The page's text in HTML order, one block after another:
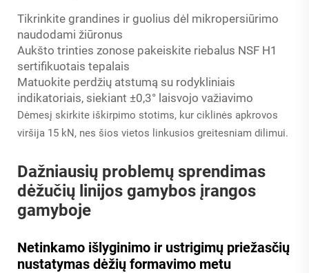
Tikrinkite grandines ir guolius dėl mikropersiūrimo
naudodami žiūronus
Aukšto trinties zonose pakeiskite riebalus NSF H1
sertifikuotais tepalais
Matuokite perdžių atstumą su rodykliniais
indikatoriais, siekiant ±0,3° laisvojo važiavimo
Dėmesį skirkite iškirpimo stotims, kur ciklinės apkrovos
viršija 15 kN, nes šios vietos linkusios greitesniam dilimui.
Dažniausių problemų sprendimas
dėžučių linijos gamybos įrangos
gamyboje
Netinkamo išlyginimo ir ustrigimų priežasčių
nustatymas dėžių formavimo metu